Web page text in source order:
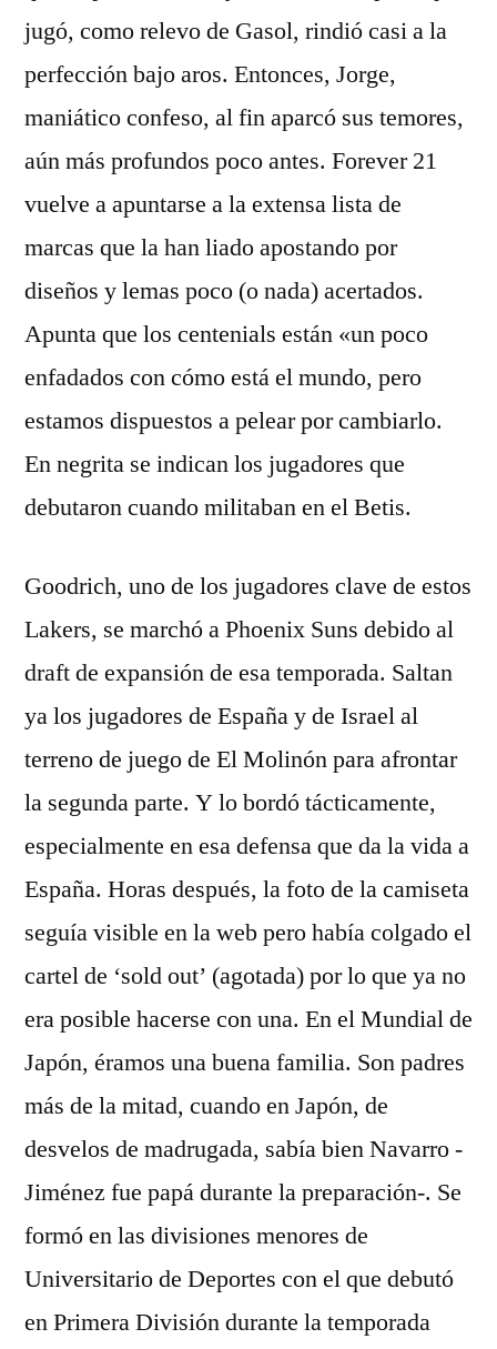
jugó, como relevo de Gasol, rindió casi a la
perfección bajo aros. Entonces, Jorge,
maniático confeso, al fin aparcó sus temores,
aún más profundos poco antes. Forever 21
vuelve a apuntarse a la extensa lista de
marcas que la han liado apostando por
diseños y lemas poco (o nada) acertados.
Apunta que los centenials están «un poco
enfadados con cómo está el mundo, pero
estamos dispuestos a pelear por cambiarlo.
En negrita se indican los jugadores que
debutaron cuando militaban en el Betis.
Goodrich, uno de los jugadores clave de estos
Lakers, se marchó a Phoenix Suns debido al
draft de expansión de esa temporada. Saltan
ya los jugadores de España y de Israel al
terreno de juego de El Molinón para afrontar
la segunda parte. Y lo bordó tácticamente,
especialmente en esa defensa que da la vida a
España. Horas después, la foto de la camiseta
seguía visible en la web pero había colgado el
cartel de ‘sold out’ (agotada) por lo que ya no
era posible hacerse con una. En el Mundial de
Japón, éramos una buena familia. Son padres
más de la mitad, cuando en Japón, de
desvelos de madrugada, sabía bien Navarro -
Jiménez fue papá durante la preparación-. Se
formó en las divisiones menores de
Universitario de Deportes con el que debutó
en Primera División durante la temporada